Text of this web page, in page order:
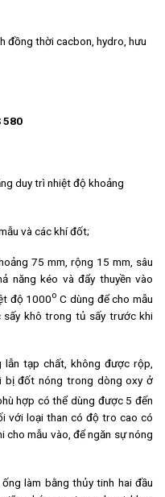
đồng thời cacbon, hydro, hưu
580
duy trì nhiệt độ khoảng
và các khí đốt;
75 mm, rộng 15 mm, sâu
năng kéo và đẩy thuyền vào
độ 1000o C dùng để cho mẫu
sấy khô trong tủ sấy trước khi
lẫn tạp chất, không được rộp,
bị đốt nóng trong dòng oxy ở
hợp có thể dùng được 5 đến
với loại than có độ tro cao có
mẫu vào, để ngăn sự nóng
làm bằng thủy tinh hai đầu